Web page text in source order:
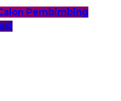
Pembimbing